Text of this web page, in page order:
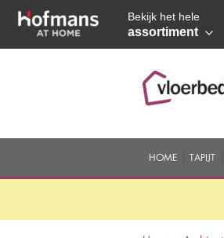
Bekijk het hele
assortiment
HOME TAPIJT